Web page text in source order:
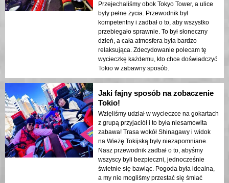
Przejechaliśmy obok Tokyo Tower, a ulice
były pełne życia. Przewodnik był
kompetentny i zadbał o to, aby wszystko
przebiegało sprawnie. To był słoneczny
dzień, a cała atmosfera była bardzo
relaksująca. Zdecydowanie polecam tę
wycieczkę każdemu, kto chce doświadczyć
Tokio w zabawny sposób.
Jaki fajny sposób na zobaczenie
Tokio!
Wzięliśmy udział w wycieczce na gokartach
z grupą przyjaciół i to była niesamowita
zabawa! Trasa wokół Shinagawy i widok
na Wieżę Tokijską były niezapomniane.
Nasz przewodnik zadbał o to, abyśmy
wszyscy byli bezpieczni, jednocześnie
świetnie się bawiąc. Pogoda była idealna,
a my nie mogliśmy przestać się śmiać